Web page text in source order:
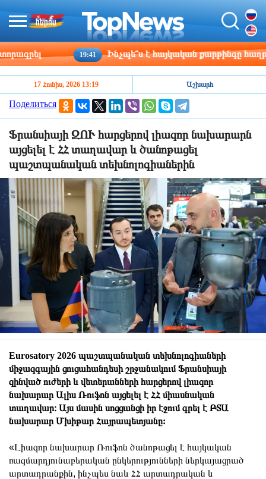
19:41 Ինչպե՞ս է հայկական քարթինգը
17 Հունիս, 2026 13:19 Աշխարհ
Поделиться
Ֆրանսիայի ԶՈՒ հարցերով լիազոր նախարարն
այցելել է ՀՀ տաղավար և ծանոթացել
պաշտպանական տեխնոլոգիաներին
Eurosatory 2026 պաշտպանական տեխնոլոգիաների
միջազգային ցուցահանդեսի շրջանակում Ֆրանսիայի
զինված ուժերի և վետերանների հարցերով լիազոր
նախարար Ալիս Ռուֆոն այցելել է ՀՀ միասնական
տաղավար։ Այս մասին սոցցանցի իր էջում գրել է ԲՏԱ
նախարար Մխիթար Հայրապետյանը:
«Լիազոր նախարար Ռուֆոն ծանոթացել է հայկական
ռազմարդյունաբերական ընկերությունների ներկայացրած
արտադրանքին, ինչպես նաև ՀՀ արտադրական և